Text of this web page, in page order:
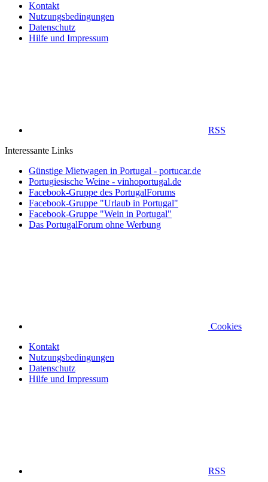
Kontakt
Nutzungsbedingungen
Datenschutz
Hilfe und Impressum
RSS
Interessante Links
Günstige Mietwagen in Portugal - portucar.de
Portugiesische Weine - vinhoportugal.de
Facebook-Gruppe des PortugalForums
Facebook-Gruppe "Urlaub in Portugal"
Facebook-Gruppe "Wein in Portugal"
Das PortugalForum ohne Werbung
Cookies
Kontakt
Nutzungsbedingungen
Datenschutz
Hilfe und Impressum
RSS